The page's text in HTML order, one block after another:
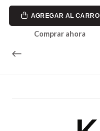
AGREGAR AL CARRO
Comprar ahora